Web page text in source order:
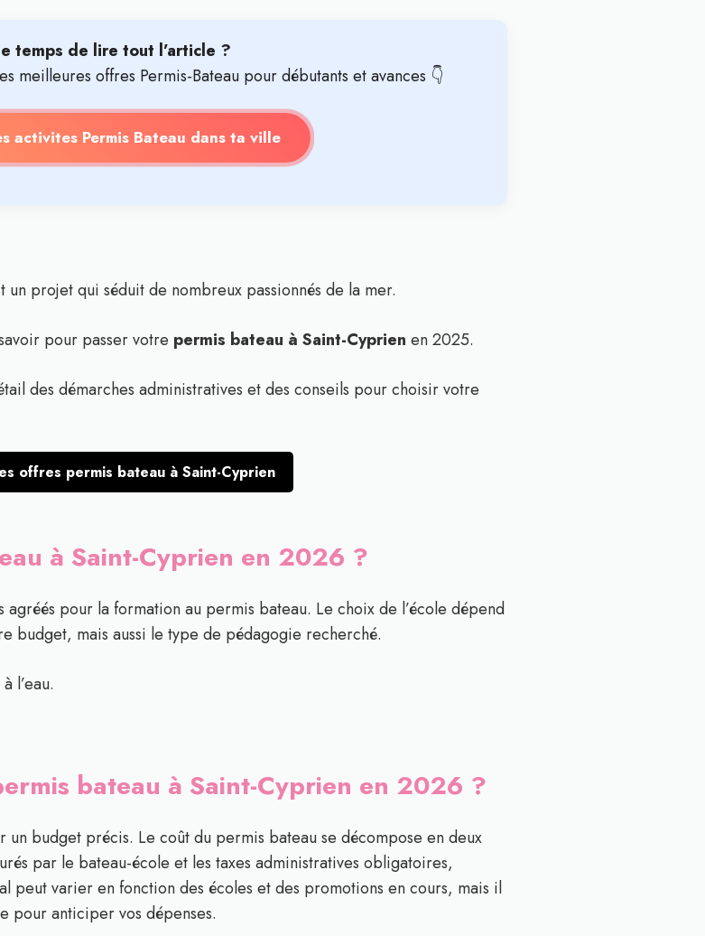
temps de lire tout l’article ?
meilleures offres Permis-Bateau pour débutants et avances 👇
activites Permis Bateau dans ta ville
un projet qui séduit de nombreux passionnés de la mer.
pour passer votre permis bateau à Saint-Cyprien en 2025.
des démarches administratives et des conseils pour choisir votre
offres permis bateau à Saint-Cyprien
à Saint-Cyprien en 2026 ?
pour la formation au permis bateau. Le choix de l’école dépend
budget, mais aussi le type de pédagogie recherché.
l’eau.
bateau à Saint-Cyprien en 2026 ?
un budget précis. Le coût du permis bateau se décompose en deux
par le bateau-école et les taxes administratives obligatoires,
peut varier en fonction des écoles et des promotions en cours, mais il
pour anticiper vos dépenses.